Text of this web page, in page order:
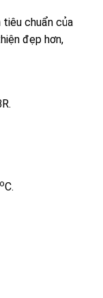
tiêu chuẩn của
đẹp hơn,
C.